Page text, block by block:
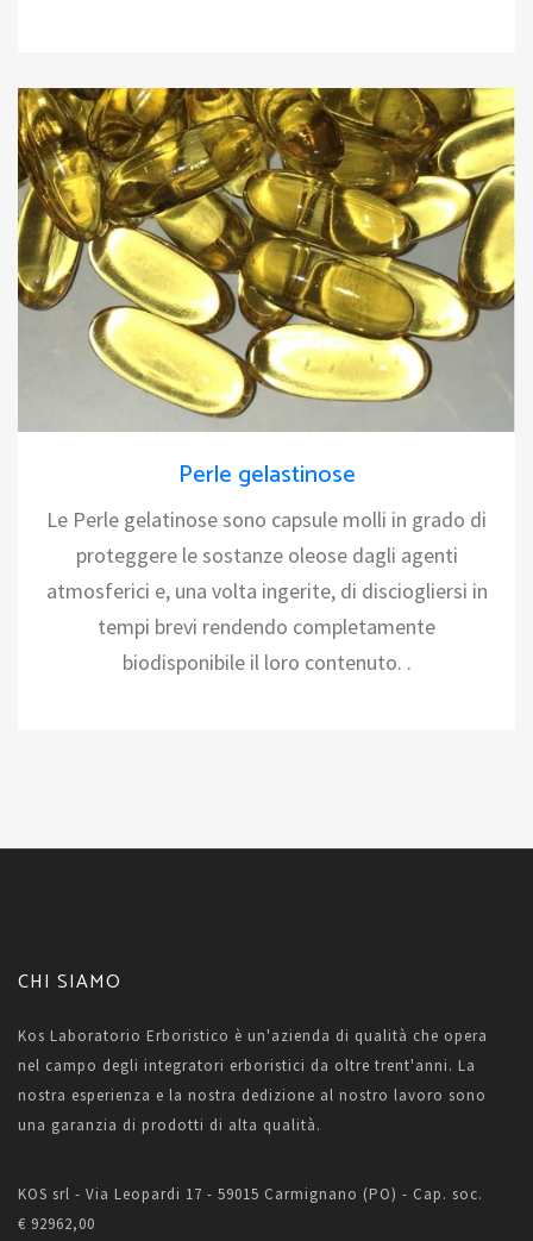
Perle gelastinose
Le Perle gelatinose sono capsule molli in grado di
proteggere le sostanze oleose dagli agenti
atmosferici e, una volta ingerite, di disciogliersi in
tempi brevi rendendo completamente
biodisponibile il loro contenuto. .
CHI SIAMO
Kos Laboratorio Erboristico è un'azienda di qualità che opera
nel campo degli integratori erboristici da oltre trent'anni. La
nostra esperienza e la nostra dedizione al nostro lavoro sono
una garanzia di prodotti di alta qualità.
KOS srl - Via Leopardi 17 - 59015 Carmignano (PO) - Cap. soc.
€ 92962,00